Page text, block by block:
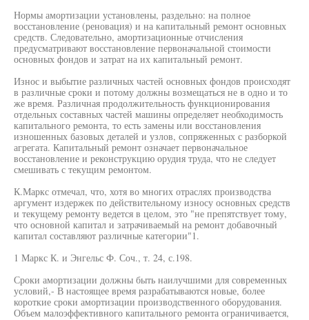
Нормы амортизации установлены, раздельно: на полное
восстановление (реновация) и на капитальный ремонт основных
средств. Следовательно, амортизационные отчисления
предусматривают восстановление первоначальной стоимости
основных фондов и затрат на их капитальный ремонт.
Износ и выбытие различных частей основных фондов происходят
в различные сроки и потому должны возмещаться не в одно и то
же время. Различная продолжительность функционирования
отдельных составных частей машины определяет необходимость
капитального ремонта, то есть замены или восстановления
изношенных базовых деталей и узлов, сопряженных с разборкой
агрегата. Капитальный ремонт означает первоначальное
восстановление и реконструкцию орудия труда, что не следует
смешивать с текущим ремонтом.
К.Маркс отмечал, что, хотя во многих отраслях производства
аргумент издержек по действительному износу основных средств
и текущему ремонту ведется в целом, это "не препятствует тому,
что основной капитал и затрачиваемый на ремонт добавочный
капитал составляют различные категории"1.
1 Маркс К. и Энгельс Ф. Соч., т. 24, с.198.
Сроки амортизации должны быть наилучшими для современных
условий,- В настоящее время разрабатываются новые, более
короткие сроки амортизации производственного оборудования.
Объем малоэффективного капитального ремонта ограничивается,